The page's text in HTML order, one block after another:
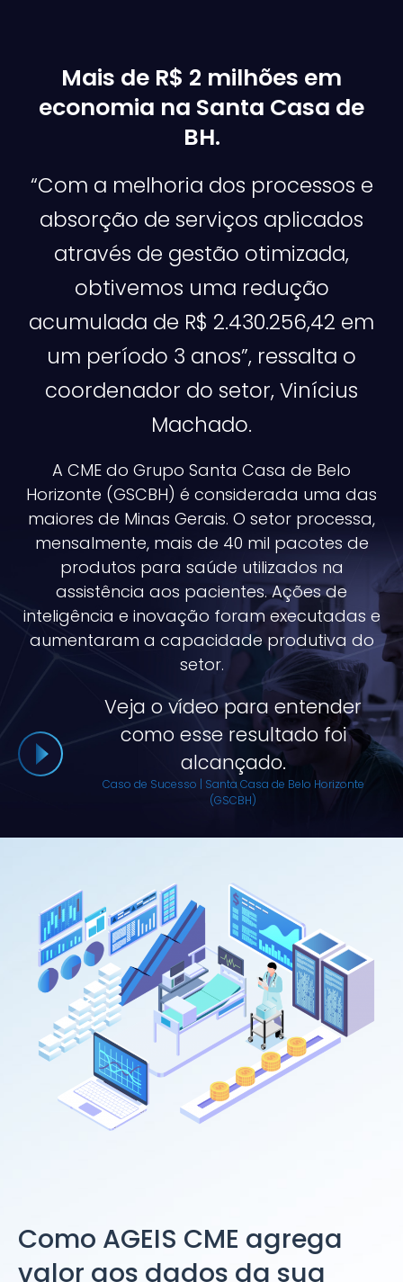
Mais de R$ 2 milhões em
economia na Santa Casa de
BH.
“Com a melhoria dos processos e
absorção de serviços aplicados
através de gestão otimizada,
obtivemos uma redução
acumulada de R$ 2.430.256,42 em
um período 3 anos”, ressalta o
coordenador do setor, Vinícius
Machado.
A CME do Grupo Santa Casa de Belo
Horizonte (GSCBH) é considerada uma das
maiores de Minas Gerais. O setor processa,
mensalmente, mais de 40 mil pacotes de
produtos para saúde utilizados na
assistência aos pacientes. Ações de
inteligência e inovação foram executadas e
aumentaram a capacidade produtiva do
setor.
Veja o vídeo para entender
como esse resultado foi
alcançado.
Caso de Sucesso | Santa Casa de Belo Horizonte
(GSCBH)
Como AGEIS CME agrega
valor aos dados da sua